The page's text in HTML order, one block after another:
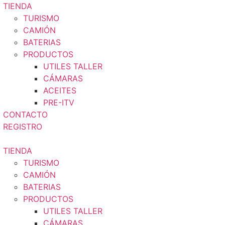
TIENDA
TURISMO
CAMIÓN
BATERIAS
PRODUCTOS
UTILES TALLER
CÁMARAS
ACEITES
PRE-ITV
CONTACTO
REGISTRO
TIENDA
TURISMO
CAMIÓN
BATERIAS
PRODUCTOS
UTILES TALLER
CÁMARAS